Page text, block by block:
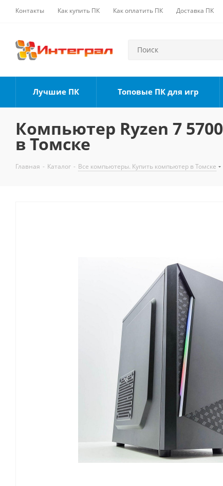
Контакты Как купить ПК Как оплатить ПК Доставка ПК
Лучшие ПК Топовые ПК для игр
Компьютер Ryzen 7
в Томске
Главная - Каталог - Все компьютеры. Купить компьютер в Томске